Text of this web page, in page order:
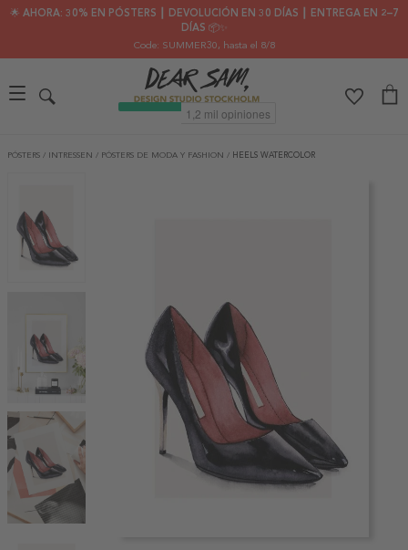
🌟 AHORA: 30% EN PÓSTERS ┃ DEVOLUCIÓN EN 30 DÍAS ┃ ENTREGA EN 2–7
DÍAS 📦✨
Code: SUMMER30, hasta el 8/8
PÓSTERS / INTRESSEN / PÓSTERS DE MODA Y FASHION / HEELS WATERCOLOR